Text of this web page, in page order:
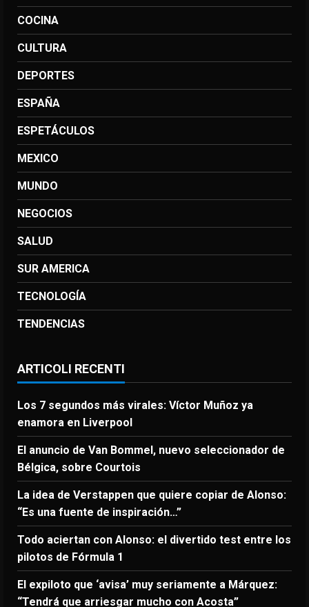
COCINA
CULTURA
DEPORTES
ESPAÑA
ESPETÁCULOS
MEXICO
MUNDO
NEGOCIOS
SALUD
SUR AMERICA
TECNOLOGÍA
TENDENCIAS
ARTICOLI RECENTI
Los 7 segundos más virales: Víctor Muñoz ya
enamora en Liverpool
El anuncio de Van Bommel, nuevo seleccionador de
Bélgica, sobre Courtois
La idea de Verstappen que quiere copiar de Alonso:
“Es una fuente de inspiración…”
Todo aciertan con Alonso: el divertido test entre los
pilotos de Fórmula 1
El expiloto que ‘avisa’ muy seriamente a Márquez:
“Tendrá que arriesgar mucho con Acosta”